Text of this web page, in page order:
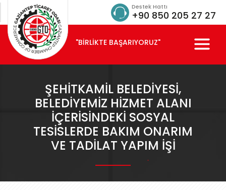
Destek Hattı
+90 850 205 27 27
"BİRLİKTE BAŞARIYORUZ"
ŞEHİTKAMİL BELEDİYESİ,
BELEDİYEMİZ HİZMET ALANI
İÇERİSİNDEKİ SOSYAL
TESİSLERDE BAKIM ONARIM
VE TADİLAT YAPIM İŞİ